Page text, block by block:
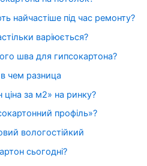
найчастіше під час ремонту?
варіюється?
шва для гипсокартона?
чем разница
ціна за м2» на ринку?
профіль»?
вологостійкий
сьогодні?